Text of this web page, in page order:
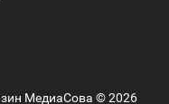
МедиаСова © 2026